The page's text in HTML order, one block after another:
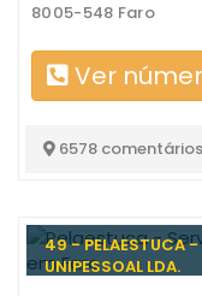
8005-548 Faro
Ver
6578 comentários
49 - PELAESTUCA -
UNIPESSOAL LDA.